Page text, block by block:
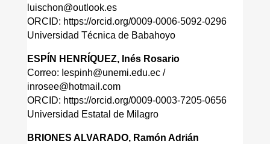
luischon@outlook.es
ORCID: https://orcid.org/0009-0006-5092-0296
Universidad Técnica de Babahoyo
ESPÍN HENRÍQUEZ, Inés Rosario
Correo: Iespinh@unemi.edu.ec /
inrosee@hotmail.com
ORCID: https://orcid.org/0009-0003-7205-0656
Universidad Estatal de Milagro
BRIONES ALVARADO, Ramón Adrián